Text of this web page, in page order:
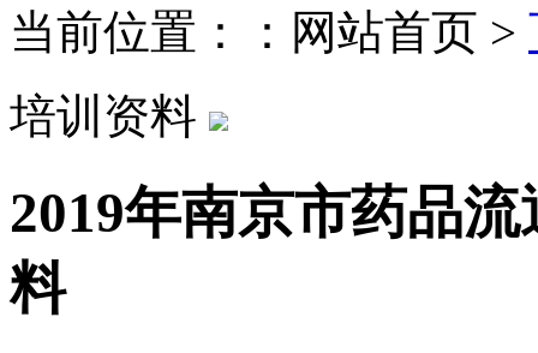
当前位置：：网站首页 >
培训资料
2019年南京市药品
料